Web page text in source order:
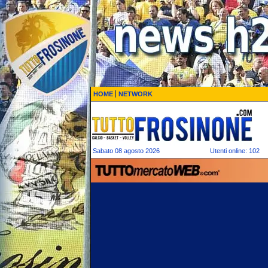
HOME NETWORK
Sabato 08 agosto 2026 Utenti online: 102